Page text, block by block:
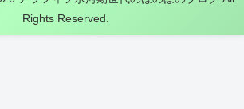
Rights Reserved.